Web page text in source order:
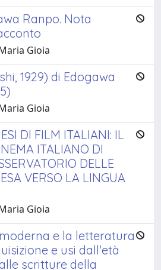
Ranpo. Nota
Gioia
1929) di Edogawa
Gioia
DI FILM ITALIANI: IL
ITALIANO DI
DELLE
VERSO LA LINGUA
Gioia
e la letteratura
e usi dall'età
scritture della